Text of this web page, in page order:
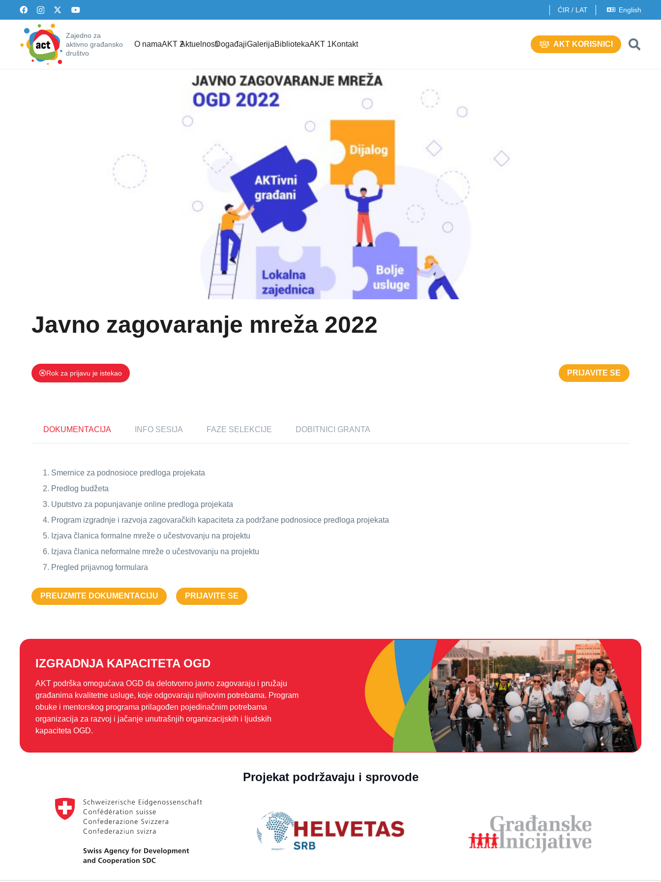
ĆIR / LAT English
Zajedno za
aktivno građansko
društvo
O namaAKT 2AktuelnostiDogađajiGalerijaBibliotekaAKT 1Kontakt AKT KORISNICI
Javno zagovaranje mreža 2022
Rok za prijavu je istekao PRIJAVITE SE
DOKUMENTACIJA INFO SESIJA FAZE SELEKCIJE DOBITNICI GRANTA
Smernice za podnosioce predloga projekata
Predlog budžeta
Uputstvo za popunjavanje online predloga projekata
Program izgradnje i razvoja zagovaračkih kapaciteta za podržane podnosioce predloga projekata
Izjava članica formalne mreže o učestvovanju na projektu
Izjava članica neformalne mreže o učestvovanju na projektu
Pregled prijavnog formulara
PREUZMITE DOKUMENTACIJU PRIJAVITE SE
IZGRADNJA KAPACITETA OGD
AKT podrška omogućava OGD da delotvorno javno zagovaraju i pružaju
građanima kvalitetne usluge, koje odgovaraju njihovim potrebama. Program
obuke i mentorskog programa prilagođen pojedinačnim potrebama
organizacija za razvoj i jačanje unutrašnjih organizacijskih i ljudskih
kapaciteta OGD.
Projekat podržavaju i sprovode